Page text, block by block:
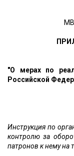
"О мерах по
Российской
Инструкция по
контролю за
патронов к нему на